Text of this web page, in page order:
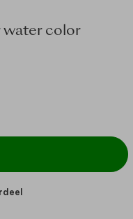
color